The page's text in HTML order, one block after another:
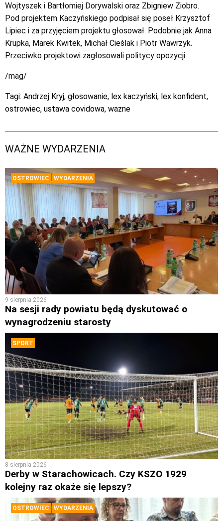
Wojtyszek i Bartłomiej Dorywalski oraz Zbigniew Ziobro.
Pod projektem Kaczyńskiego podpisał się poseł Krzysztof
Lipiec i za przyjęciem projektu głosował. Podobnie jak Anna
Krupka, Marek Kwitek, Michał Cieślak i Piotr Wawrzyk.
Przeciwko projektowi zagłosowali politycy opozycji.
/mag/
Tagi: Andrzej Kryj, głosowanie, lex kaczyński, lex konfident,
ostrowiec, ustawa covidowa, wazne
WAŻNE WYDARZENIA
OSTROWIEC WYDARZENIA
9 sierpnia 2026
Na sesji rady powiatu będą dyskutować o
wynagrodzeniu starosty
SPORT
8 sierpnia 2026
Derby w Starachowicach. Czy KSZO 1929
kolejny raz okaże się lepszy?
OSTROWIEC WYDARZENIA